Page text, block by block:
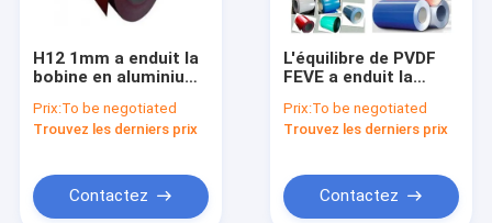
H12 1mm a enduit la
bobine en aluminium
première couche de
peinture de toit de
bobine A1060
2500MM
Prix:To be negotiated
Trouvez les derniers prix
Contactez
L'équilibre de PVDF
FEVE a enduit la
200MM pour la
construction
Prix:To be negotiated
Trouvez les derniers prix
Contactez